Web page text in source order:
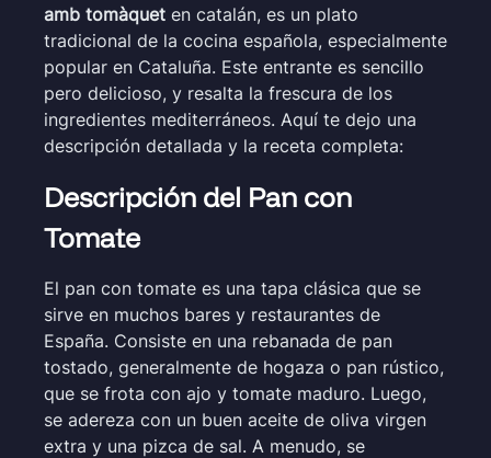
amb tomàquet en catalán, es un plato
tradicional de la cocina española, especialmente
popular en Cataluña. Este entrante es sencillo
pero delicioso, y resalta la frescura de los
ingredientes mediterráneos. Aquí te dejo una
descripción detallada y la receta completa:
Descripción del Pan con
Tomate
El pan con tomate es una tapa clásica que se
sirve en muchos bares y restaurantes de
España. Consiste en una rebanada de pan
tostado, generalmente de hogaza o pan rústico,
que se frota con ajo y tomate maduro. Luego,
se adereza con un buen aceite de oliva virgen
extra y una pizca de sal. A menudo, se